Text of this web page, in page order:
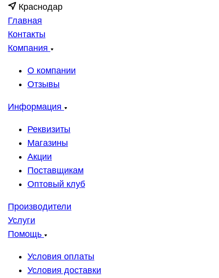
Краснодар
Главная
Контакты
Компания
О компании
Отзывы
Информация
Реквизиты
Магазины
Акции
Поставщикам
Оптовый клуб
Производители
Услуги
Помощь
Условия оплаты
Условия доставки